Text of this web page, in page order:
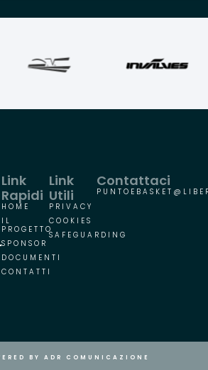
Link
Utili
PRIVACY
COOKIES
SAFEGUARDING
Link
Rapidi
HOME
IL
PROGETTO
SPONSOR
DOCUMENTI
CONTATTI
Contattaci
BY ADR COMUNICAZIONE